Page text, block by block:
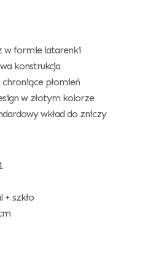
w formie latarenki
konstrukcja
płomień
w złotym kolorze
wkład do zniczy
+ szkło